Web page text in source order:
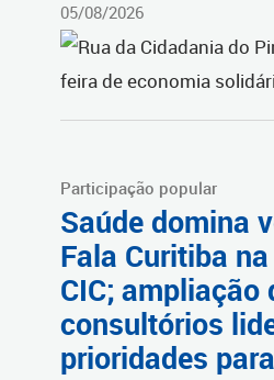
05/08/2026
Participação popular
Saúde domina
Fala Curitiba
CIC; ampliação
consultórios
prioridades